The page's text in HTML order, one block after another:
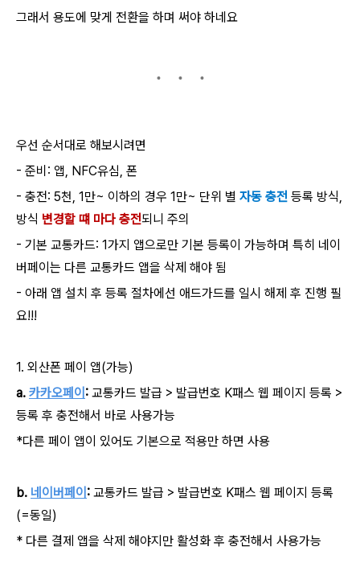
그래서 용도에 맞게 전환을 하며 써야 하네요
우선 순서대로 해보시려면
- 준비: 앱, NFC유심, 폰
- 충전: 5천, 1만~ 이하의 경우 1만~ 단위 별 자동 충전 등록 방식,
방식 변경할 떄 마다 충전되니 주의
- 기본 교통카드: 1가지 앱으로만 기본 등록이 가능하며 특히 네이
버페이는 다른 교통카드 앱을 삭제 해야 됨
- 아래 앱 설치 후 등록 절차에선 애드가드를 일시 해제 후 진행 필
요!!!
1. 외산폰 페이 앱(가능)
a. 카카오페이 : 교통카드 발급 > 발급번호 K패스 웹 페이지 등록 >
등록 후 충전해서 바로 사용가능
*다른 페이 앱이 있어도 기본으로 적용만 하면 사용
b. 네이버페이 : 교통카드 발급 > 발급번호 K패스 웹 페이지 등록
(=동일)
* 다른 결제 앱을 삭제 해야지만 활성화 후 충전해서 사용가능